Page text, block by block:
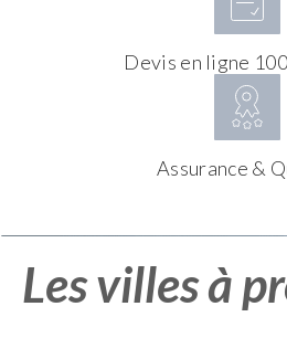
Devis en ligne
Assurance &
Les villes à